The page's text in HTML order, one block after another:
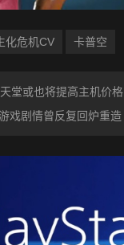
化危机CV 卡普空
堂或也将提高主机价格
戏剧情曾反复回炉重造